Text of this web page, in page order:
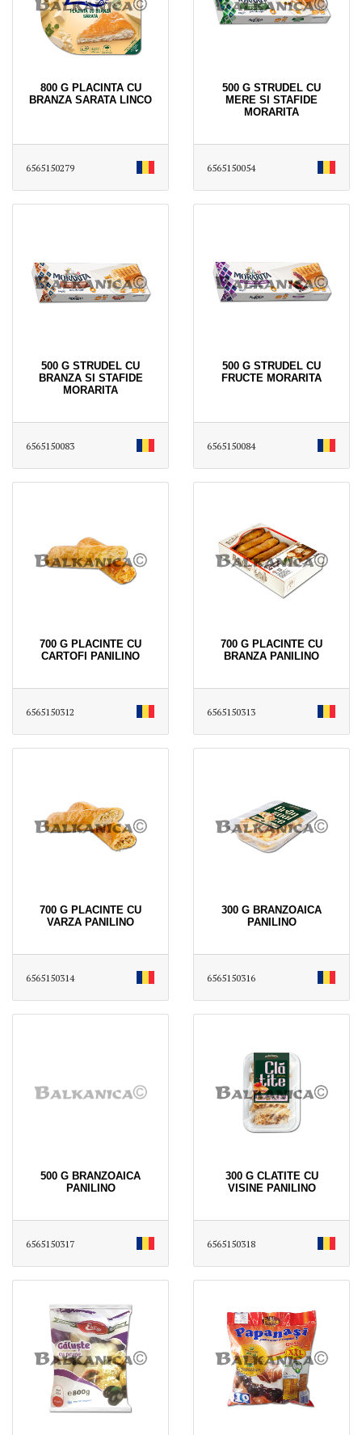
800 G PLACINTA CU
BRANZA SARATA LINCO
6565150279
500 G STRUDEL CU
MERE SI STAFIDE
MORARITA
6565150054
500 G STRUDEL CU
BRANZA SI STAFIDE
MORARITA
6565150083
500 G STRUDEL CU
FRUCTE MORARITA
6565150084
700 G PLACINTE CU
CARTOFI PANILINO
6565150312
700 G PLACINTE CU
BRANZA PANILINO
6565150313
700 G PLACINTE CU
VARZA PANILINO
6565150314
300 G BRANZOAICA
PANILINO
6565150316
500 G BRANZOAICA
PANILINO
6565150317
300 G CLATITE CU
VISINE PANILINO
6565150318